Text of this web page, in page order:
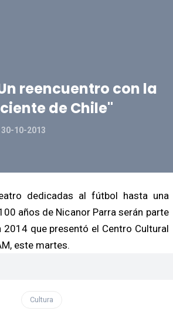
reencuentro con la
de Chile"
30-10-2013
dedicadas al fútbol hasta una
años de Nicanor Parra serán parte
2014 que presentó el Centro Cultural
este martes.
Cultura